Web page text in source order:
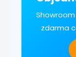
Showroom
zdarma